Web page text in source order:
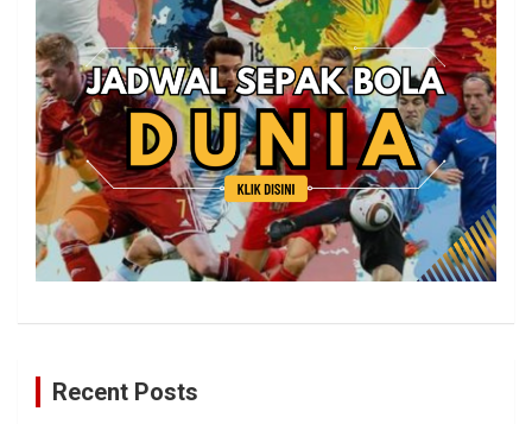
Recent Posts